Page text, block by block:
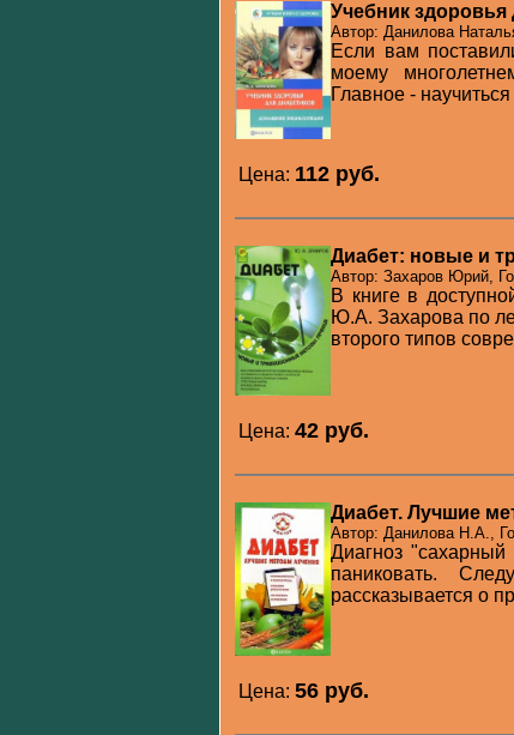
Учебник здоровья
Автор: Данилова
Если вам
моему
Главное -
Цена: 112 pуб.
Диабет: новые и
Автор: Захаров Юрий,
В книге в
Ю.А. Захарова по
второго типов
Цена: 42 pуб.
Диабет. Лучшие
Автор: Данилова Н.А.,
Диагноз
паниковать.
рассказывается о
Цена: 56 pуб.